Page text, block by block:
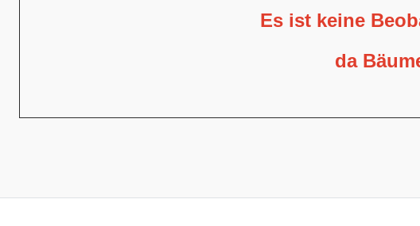
Es ist keine
da